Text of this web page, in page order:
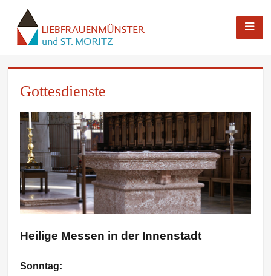
LIEBFRAUENMÜNSTER UND ST. MORITZ
INGOLSTADT | MUENSTER-
INGOLSTADT.DE
Gottesdienste
Heilige Messen in der Innenstadt
Sonntag: